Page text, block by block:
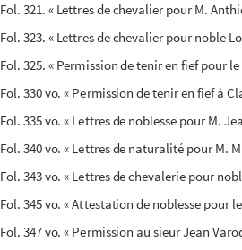
Fol. 321. « Lettres de chevalier pour M.
Fol. 323. « Lettres de chevalier pour noble
Fol. 325. « Permission de tenir en fief pour
Fol. 330 vo. « Permission de tenir en fief à
Fol. 335 vo. « Lettres de noblesse pour M.
Fol. 340 vo. « Lettres de naturalité pour M.
Fol. 343 vo. « Lettres de chevalerie pour
Fol. 345 vo. « Attestation de noblesse pour
Fol. 347 vo. « Permission au sieur Jean